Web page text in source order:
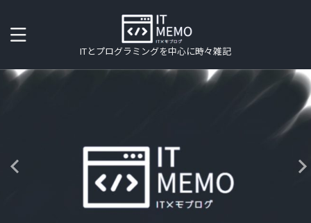
ITとプログラミングを中心に時々雑記